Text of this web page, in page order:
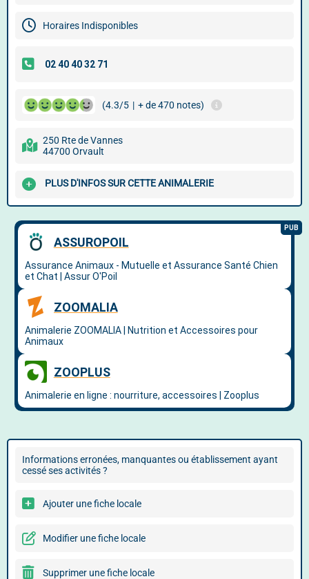
Horaires Indisponibles
(4.3/5 | + de 470 notes)
250 Rte de Vannes
44700 Orvault
PLUS D'INFOS SUR CETTE ANIMALERIE
Informations erronées, manquantes ou établissement ayant
cessé ses activités ?
Ajouter une fiche locale
Modifier une fiche locale
Supprimer une fiche locale